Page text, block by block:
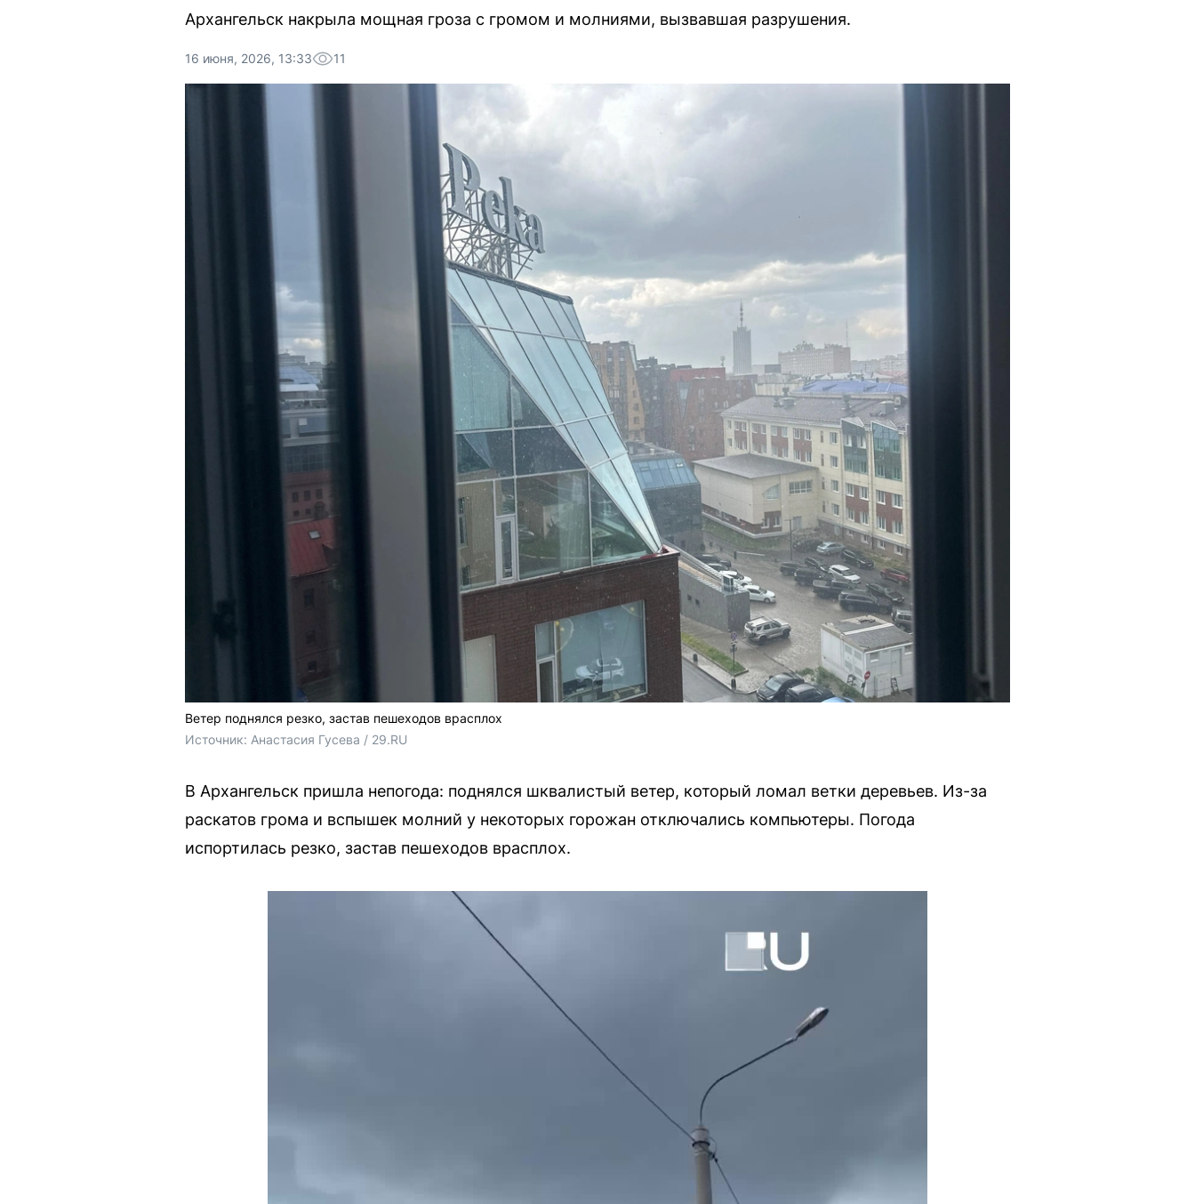
Архангельск накрыла мощная гроза с громом и молниями, вызвавшая разрушения.
16 июня, 2026, 13:33 11
Ветер поднялся резко, застав пешеходов врасплох
Источник: Анастасия Гусева / 29.RU
В Архангельск пришла непогода: поднялся шквалистый ветер, который ломал ветки деревьев. Из-за
раскатов грома и вспышек молний у некоторых горожан отключались компьютеры. Погода
испортилась резко, застав пешеходов врасплох.